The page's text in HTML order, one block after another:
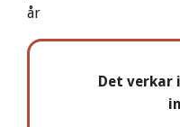
år
Det verkar